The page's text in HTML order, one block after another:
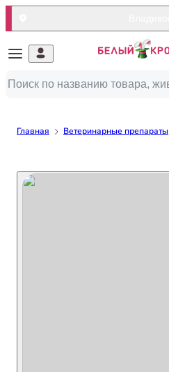
Главная Ветеринарные препараты